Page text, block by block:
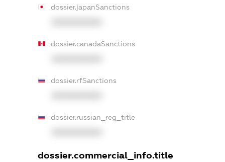
dossier.japanSanctions
dossier.canadaSanctions
dossier.rfSanctions
dossier.russian_reg_title
dossier.commercial_info.title